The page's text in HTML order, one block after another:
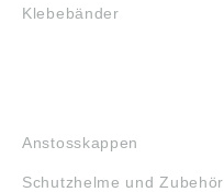
Klebebänder
Anstosskappen
Schutzhelme und Zubehör